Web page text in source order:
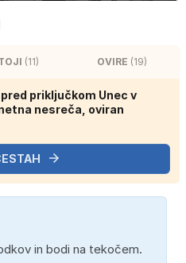
(11) OVIRE (19)
priključkom Unec v
nesreča, oviran
in bodi na tekočem.